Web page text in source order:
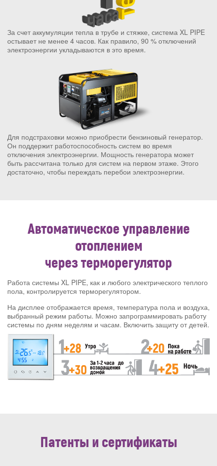
За счет аккумуляции тепла в трубе и стяжке, система XL PIPE
остывает не менее 4 часов. Как правило, 90 % отключений
электроэнергии укладываются в это время.
Для подстраховки можно приобрести бензиновый генератор.
Он поддержит работоспособность систем во время
отключения электроэнергии. Мощность генератора может
быть рассчитана только для систем на первом этаже. Этого
достаточно, чтобы переждать перебои электроэнергии.
Автоматическое управление
отоплением
через терморегулятор
Работа системы XL PIPE, как и любого электрического теплого
пола, контролируется терморегулятором.
На дисплее отображается время, температура пола и воздуха,
выбранный режим работы. Можно запрограммировать работу
системы по дням неделям и часам. Включить защиту от детей.
Патенты и сертификаты